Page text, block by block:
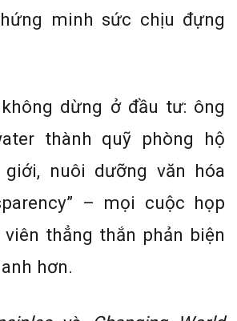
minh sức chịu đựng
dừng ở đầu tư: ông
thành quỹ phòng hộ
nuôi dưỡng văn hóa
– mọi cuộc họp
thẳng thắn phản biện
hơn.